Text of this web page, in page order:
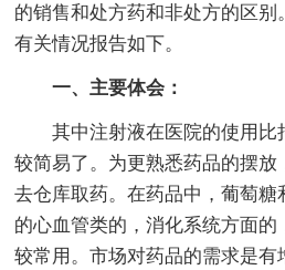
的销售和处方药和非处方的区别
有关情况报告如下。
一、主要体会：
其中注射液在医院的使用比
较简易了。为更熟悉药品的摆放
去仓库取药。在药品中，葡萄糖
的心血管类的，消化系统方面
较常用。市场对药品的需求是